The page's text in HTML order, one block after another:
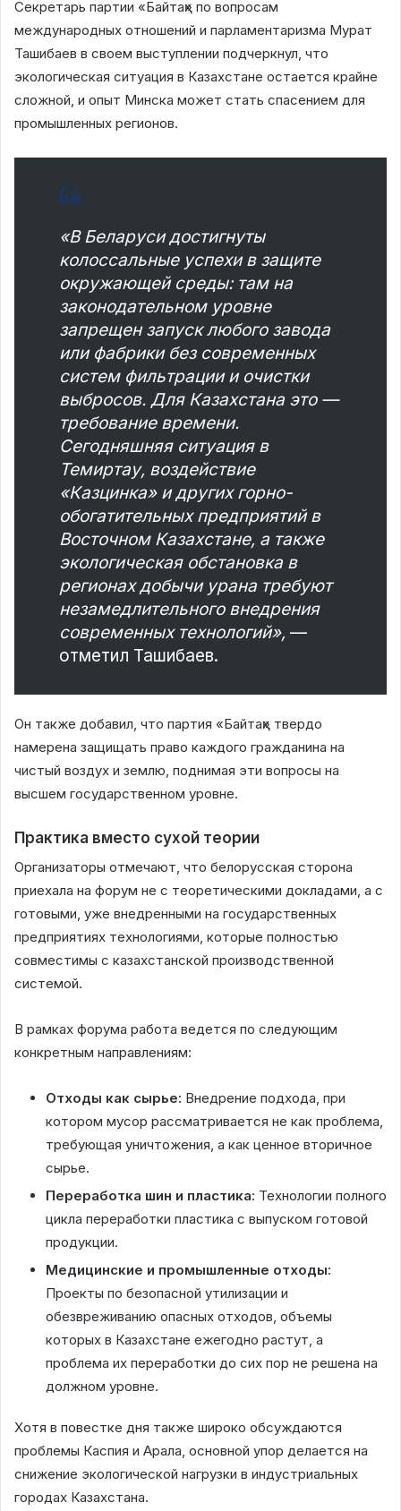
Секретарь партии «Байтақ» по вопросам
международных отношений и парламентаризма Мурат
Ташибаев в своем выступлении подчеркнул, что
экологическая ситуация в Казахстане остается крайне
сложной, и опыт Минска может стать спасением для
промышленных регионов.
«В Беларуси достигнуты
колоссальные успехи в защите
окружающей среды: там на
законодательном уровне
запрещен запуск любого завода
или фабрики без современных
систем фильтрации и очистки
выбросов. Для Казахстана это —
требование времени.
Сегодняшняя ситуация в
Темиртау, воздействие
«Казцинка» и других горно-
обогатительных предприятий в
Восточном Казахстане, а также
экологическая обстановка в
регионах добычи урана требуют
незамедлительного внедрения
современных технологий», —
отметил Ташибаев.
Он также добавил, что партия «Байтақ» твердо
намерена защищать право каждого гражданина на
чистый воздух и землю, поднимая эти вопросы на
высшем государственном уровне.
Практика вместо сухой теории
Организаторы отмечают, что белорусская сторона
приехала на форум не с теоретическими докладами, а с
готовыми, уже внедренными на государственных
предприятиях технологиями, которые полностью
совместимы с казахстанской производственной
системой.
В рамках форума работа ведется по следующим
конкретным направлениям:
Отходы как сырье: Внедрение подхода, при
котором мусор рассматривается не как проблема,
требующая уничтожения, а как ценное вторичное
сырье.
Переработка шин и пластика: Технологии полного
цикла переработки пластика с выпуском готовой
продукции.
Медицинские и промышленные отходы:
Проекты по безопасной утилизации и
обезвреживанию опасных отходов, объемы
которых в Казахстане ежегодно растут, а
проблема их переработки до сих пор не решена на
должном уровне.
Хотя в повестке дня также широко обсуждаются
проблемы Каспия и Арала, основной упор делается на
снижение экологической нагрузки в индустриальных
городах Казахстана.